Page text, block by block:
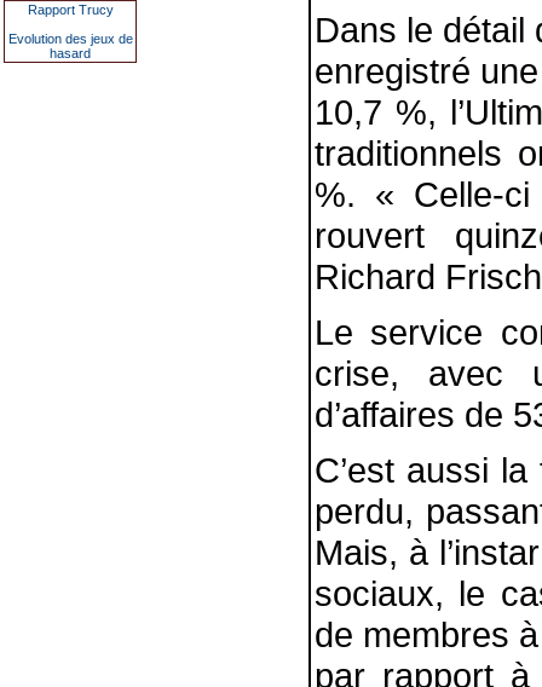
Rapport Trucy
Evolution des jeux de
hasard
Dans le détail
enregistré
10,7 %,
traditionnels
%. « Celle-ci
rouvert
Richard
Le service
crise, avec
d’affaires de
C’est aussi
perdu,
Mais, à
sociaux, le
de membres
par rapport